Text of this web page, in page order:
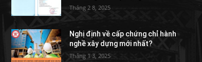
Tháng 2 8, 2025
Nghị định về cấp chứng chỉ hành
nghề xây dựng mới nhất?
Tháng 1 3, 2025